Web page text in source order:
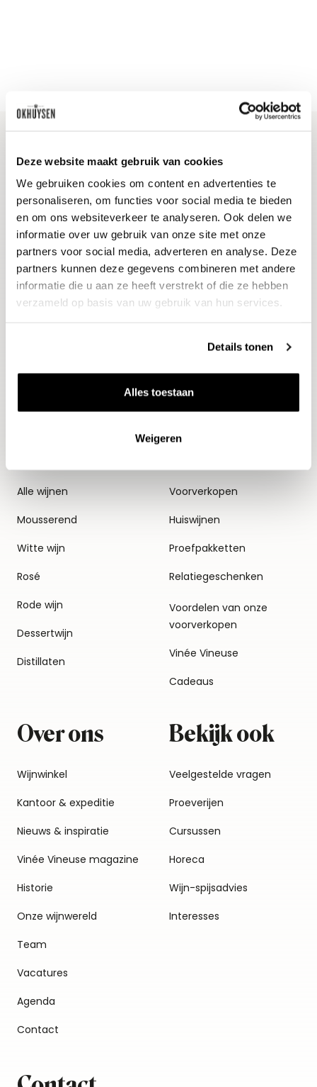
Deze website maakt gebruik van cookies
We gebruiken cookies om content en advertenties te
personaliseren, om functies voor social media te bieden
en om ons websiteverkeer te analyseren. Ook delen we
informatie over uw gebruik van onze site met onze
partners voor social media, adverteren en analyse. Deze
partners kunnen deze gegevens combineren met andere
informatie die u aan ze heeft verstrekt of die ze hebben
verzameld op basis van uw gebruik van hun services.
Details tonen
Alles toestaan
Weigeren
Blijf op de hoogte
Ontvang het laatste wijnnieuws, proeverijen en
evenementen
E-mailadres
Aanmelden
Alle wijnen
Mousserend
Witte wijn
Rosé
Rode wijn
Dessertwijn
Distillaten
Thema's
Voorverkopen
Huiswijnen
Proefpakketten
Relatiegeschenken
Voordelen van onze
voorverkopen
Vinée Vineuse
Cadeaus
Over ons
Wijnwinkel
Kantoor & expeditie
Nieuws & inspiratie
Vinée Vineuse magazine
Historie
Onze wijnwereld
Team
Vacatures
Agenda
Contact
Bekijk ook
Veelgestelde vragen
Proeverijen
Cursussen
Horeca
Wijn-spijsadvies
Interesses